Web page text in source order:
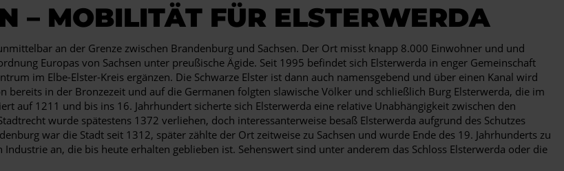
– MOBILITÄT FÜR ELSTERWERDA
an der Grenze zwischen Brandenburg und Sachsen. Der Ort misst knapp 8.000 Einwohner und und
Europas von Sachsen unter preußische Ägide. Seit 1995 befindet sich Elsterwerda in enger Gemeinschaft
im Elbe-Elster-Kreis ergänzen. Die Schwarze Elster ist dann auch namensgebend und über einen Kanal wird
bereits in der Bronzezeit und auf die Germanen folgten slawische Völker und schließlich Burg Elsterwerda, die im
auf 1211 und bis ins 16. Jahrhundert sicherte sich Elsterwerda eine relative Unabhängigkeit zwischen den
wurde spätestens 1372 verliehen, doch interessanterweise besaß Elsterwerda aufgrund des Schutzes
war die Stadt seit 1312, später zählte der Ort zeitweise zu Sachsen und wurde Ende des 19. Jahrhunderts zu
an, die bis heute erhalten geblieben ist. Sehenswert sind unter anderem das Schloss Elsterwerda oder die